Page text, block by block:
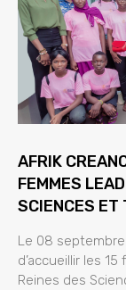
AFRIK
FEMMES
SCIENCES ET
Le 08 septembre
d’accueillir les
Reines des